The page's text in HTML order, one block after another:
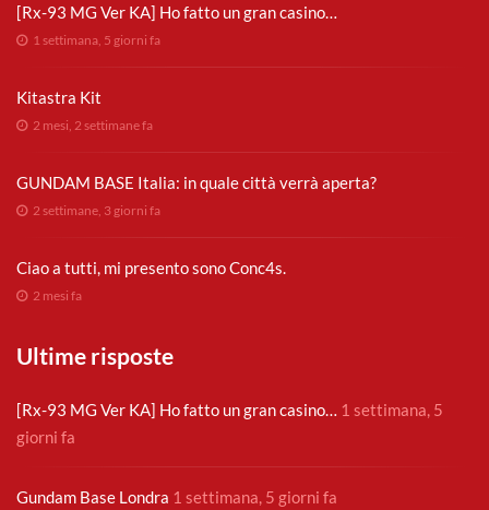
[Rx-93 MG Ver KA] Ho fatto un gran casino…
1 settimana, 5 giorni fa
Kitastra Kit
2 mesi, 2 settimane fa
GUNDAM BASE Italia: in quale città verrà aperta?
2 settimane, 3 giorni fa
Ciao a tutti, mi presento sono Conc4s.
2 mesi fa
Ultime risposte
[Rx-93 MG Ver KA] Ho fatto un gran casino…
1 settimana, 5
giorni fa
Gundam Base Londra 1 settimana, 5 giorni fa